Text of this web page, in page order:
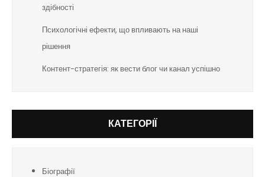
здібності
Психологічні ефекти, що впливають на наші
рішення
Контент-стратегія: як вести блог чи канал успішно
КАТЕГОРІЇ
Біографії